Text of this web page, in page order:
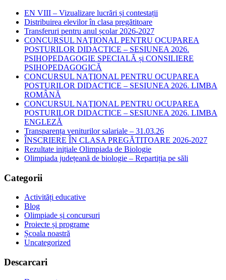
EN VIII – Vizualizare lucrări și contestații
Distribuirea elevilor în clasa pregătitoare
Transferuri pentru anul școlar 2026-2027
CONCURSUL NAŢIONAL PENTRU OCUPAREA
POSTURILOR DIDACTICE – SESIUNEA 2026.
PSIHOPEDAGOGIE SPECIALĂ și CONSILIERE
PSIHOPEDAGOGICĂ
CONCURSUL NAŢIONAL PENTRU OCUPAREA
POSTURILOR DIDACTICE – SESIUNEA 2026. LIMBA
ROMÂNĂ
CONCURSUL NAŢIONAL PENTRU OCUPAREA
POSTURILOR DIDACTICE – SESIUNEA 2026. LIMBA
ENGLEZĂ
Transparența veniturilor salariale – 31.03.26
ÎNSCRIERE ÎN CLASA PREGĂTITOARE 2026-2027
Rezultate inițiale Olimpiada de Biologie
Olimpiada județeană de biologie – Repartiția pe săli
Categorii
Activități educative
Blog
Olimpiade și concursuri
Proiecte și programe
Școala noastră
Uncategorized
Descarcari